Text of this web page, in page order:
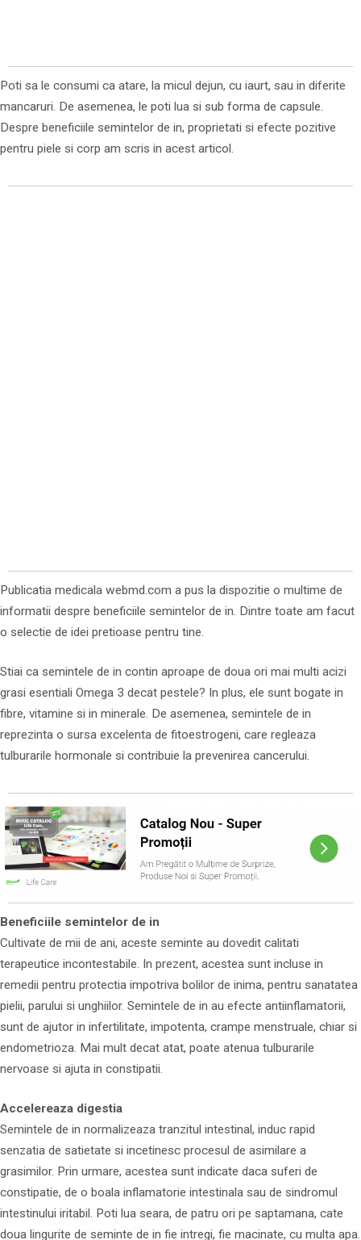
Poti sa le consumi ca atare, la micul dejun, cu iaurt, sau in diferite
mancaruri. De asemenea, le poti lua si sub forma de capsule.
Despre beneficiile semintelor de in, proprietati si efecte pozitive
pentru piele si corp am scris in acest articol.
Publicatia medicala webmd.com a pus la dispozitie o multime de
informatii despre beneficiile semintelor de in. Dintre toate am facut
o selectie de idei pretioase pentru tine.
Stiai ca semintele de in contin aproape de doua ori mai multi acizi
grasi esentiali Omega 3 decat pestele? In plus, ele sunt bogate in
fibre, vitamine si in minerale. De asemenea, semintele de in
reprezinta o sursa excelenta de fitoestrogeni, care regleaza
tulburarile hormonale si contribuie la prevenirea cancerului.
Beneficiile semintelor de in
Cultivate de mii de ani, aceste seminte au dovedit calitati
terapeutice incontestabile. In prezent, acestea sunt incluse in
remedii pentru protectia impotriva bolilor de inima, pentru sanatatea
pielii, parului si unghiilor. Semintele de in au efecte antiinflamatorii,
sunt de ajutor in infertilitate, impotenta, crampe menstruale, chiar si
endometrioza. Mai mult decat atat, poate atenua tulburarile
nervoase si ajuta in constipatii.
Accelereaza digestia
Semintele de in normalizeaza tranzitul intestinal, induc rapid
senzatia de satietate si incetinesc procesul de asimilare a
grasimilor. Prin urmare, acestea sunt indicate daca suferi de
constipatie, de o boala inflamatorie intestinala sau de sindromul
intestinului iritabil. Poti lua seara, de patru ori pe saptamana, cate
doua lingurite de seminte de in fie intregi, fie macinate, cu multa apa.